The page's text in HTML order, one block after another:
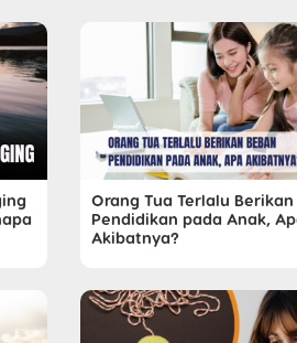
Orang Tua Terlalu Berikan
Pendidikan pada Anak,
Akibatnya?